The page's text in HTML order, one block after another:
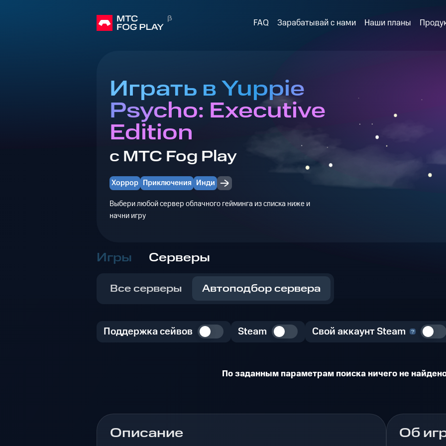
FAQ Зарабатывай с нами Наши планы
Играть в Yuppie
Psycho: Executive
Edition
с МТС Fog Play
Хоррор Приключения Инди
Выбери любой сервер облачного гейминга из списка ниже и
начни игру
Игры Серверы
Все серверы Автоподбор сервера
Поддержка сейвов Steam Свой аккаунт Steam
По заданным параметрам поиска ничего не
Описание Об